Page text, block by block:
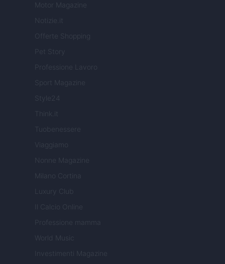
Motor Magazine
Notizie.it
Offerte Shopping
Pet Story
Professione Lavoro
Sport Magazine
Style24
Think.it
Tuobenessere
Viaggiamo
Nonne Magazine
Milano Cortina
Luxury Club
Il Calcio Online
Professione mamma
World Music
Investimenti Magazine